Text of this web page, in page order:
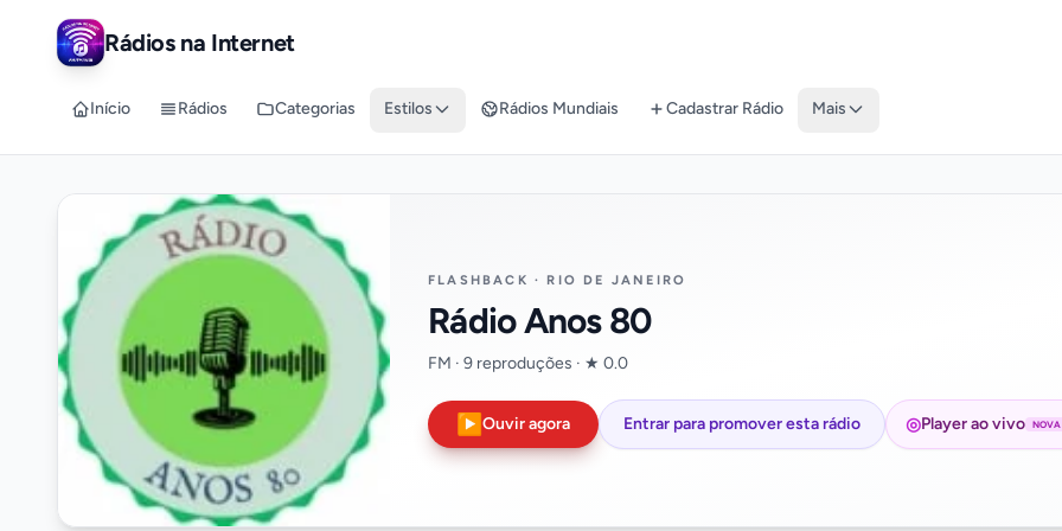
Rádios na Internet
Início Rádios Categorias Estilos Rádios Mundiais Cadastrar Rádio Mais
FLASHBACK · RIO DE JANEIRO
Rádio Anos 80
FM · 9 reproduções · ★ 0.0
▶ Ouvir agora Entrar para promover esta rádio ◎Player ao vivo